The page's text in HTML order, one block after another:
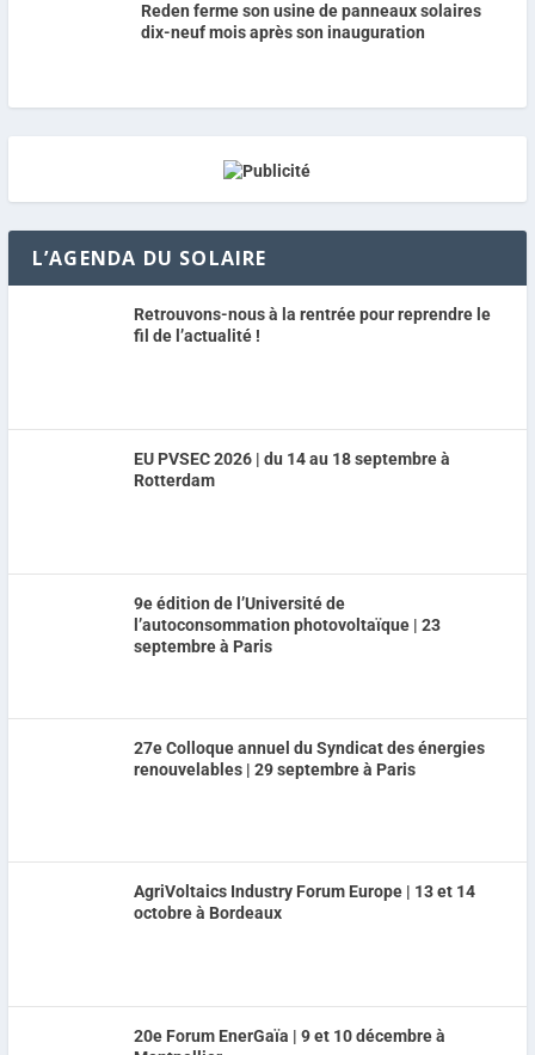
Reden ferme son usine de panneaux solaires
dix-neuf mois après son inauguration
L’AGENDA DU SOLAIRE
Retrouvons-nous à la rentrée pour reprendre le
fil de l’actualité !
EU PVSEC 2026 | du 14 au 18 septembre à
Rotterdam
9e édition de l’Université de
l’autoconsommation photovoltaïque | 23
septembre à Paris
27e Colloque annuel du Syndicat des énergies
renouvelables | 29 septembre à Paris
AgriVoltaics Industry Forum Europe | 13 et 14
octobre à Bordeaux
20e Forum EnerGaïa | 9 et 10 décembre à